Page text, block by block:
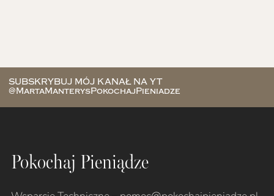
SUBSKRYBUJ MÓJ KANAŁ NA YT
@MartaManterysPokochajPieniadze
Pokochaj Pieniądze